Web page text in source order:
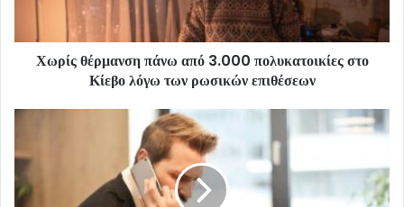
Χωρίς θέρμανση πάνω από 3.000 πολυκατοικίες στο
Κίεβο λόγω των ρωσικών επιθέσεων